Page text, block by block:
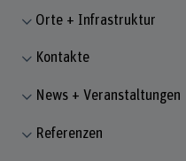
Orte + Infrastruktur
Kontakte
News + Veranstaltungen
Referenzen